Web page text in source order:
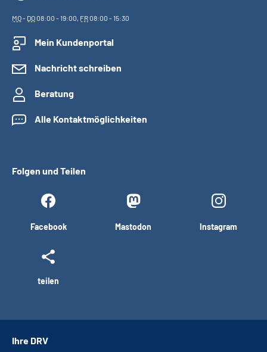
MO- DO08:00 - 19:00, FR08:00 - 15:30
Mein Kundenportal
Nachricht schreiben
Beratung
Alle Kontaktmöglichkeiten
Folgen und Teilen
Facebook Mastodon Instagram
teilen
Ihre DRV